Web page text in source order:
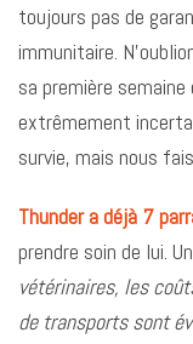
toujours pas de
immunitaire.
sa première
extrêmement
survie, mais nous
Thunder a déjà 7
prendre soin de lui.
vétérinaires, les
de transports sont